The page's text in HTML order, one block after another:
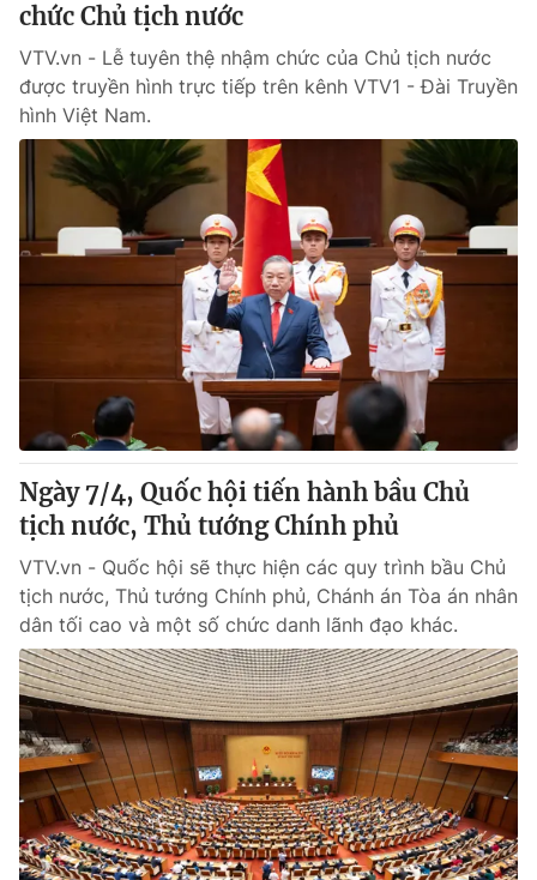
Nguyễn Trọng Ninh
Tổng đài VTV:
024.38 355 931 - 024.38 355 932
Ðiện thoại Thời báo VTV: 024.66 897 897
Email:toasoan@vtv.vn
Liên hệ quảng cáo:024-7300.7108
® Cấm sao chép dưới mọi hình thức nếu không có sự chấp
thuận bằng văn bản. Ghi rõ nguồn VTV.vn khi phát hành lại
thông tin từ website này.
chức Chủ tịch nước
VTV.vn - Lễ tuyên thệ nhậm chức của Chủ tịch nước
được truyền hình trực tiếp trên kênh VTV1 - Đài Truyền
hình Việt Nam.
Ngày 7/4, Quốc hội tiến hành bầu Chủ
tịch nước, Thủ tướng Chính phủ
VTV.vn - Quốc hội sẽ thực hiện các quy trình bầu Chủ
tịch nước, Thủ tướng Chính phủ, Chánh án Tòa án nhân
dân tối cao và một số chức danh lãnh đạo khác.